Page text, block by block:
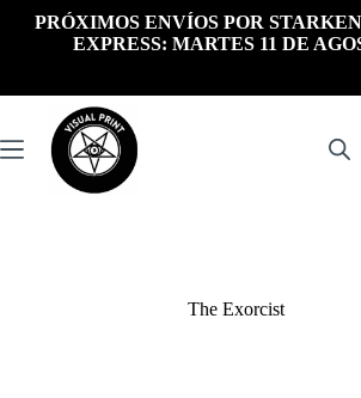
PRÓXIMOS ENVÍOS POR
EXPRESS: MARTES 11 DE
The Exorcist